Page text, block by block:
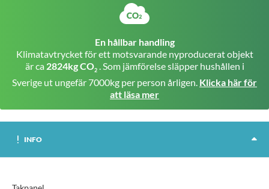
En hållbar handling
Klimatavtrycket för ett motsvarande nyproducerat objekt
är ca 2824kg CO2 . Som jämförelse släpper hushållen i
Sverige ut ungefär 7000kg per person årligen. Klicka här för
att läsa mer
INFO